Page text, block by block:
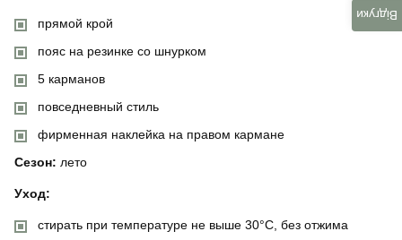
прямой крой
пояс на резинке со шнурком
5 карманов
повседневный стиль
фирменная наклейка на правом кармане
Сезон: лето
Уход:
стирать при температуре не выше 30°C, без отжима
Відгуки